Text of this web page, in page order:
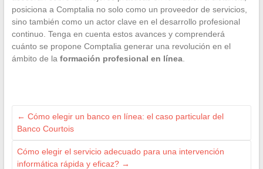
posiciona a Comptalia no solo como un proveedor de servicios,
sino también como un actor clave en el desarrollo profesional
continuo. Tenga en cuenta estos avances y comprenderá
cuánto se propone Comptalia generar una revolución en el
ámbito de la formación profesional en línea.
← Cómo elegir un banco en línea: el caso particular del
Banco Courtois
Cómo elegir el servicio adecuado para una intervención
informática rápida y eficaz? →